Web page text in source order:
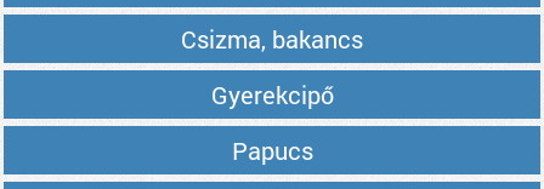
Csizma, bakancs
Gyerekcipő
Papucs